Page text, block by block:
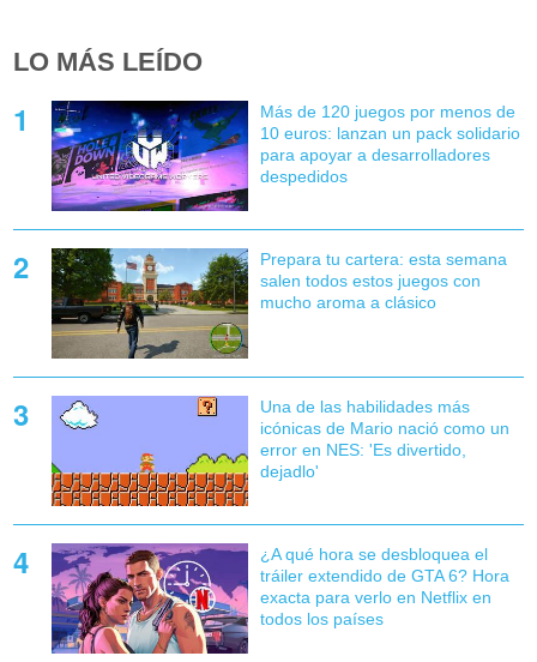
LO MÁS LEÍDO
Más de 120 juegos por menos de
10 euros: lanzan un pack solidario
para apoyar a desarrolladores
despedidos
Prepara tu cartera: esta semana
salen todos estos juegos con
mucho aroma a clásico
Una de las habilidades más
icónicas de Mario nació como un
error en NES: 'Es divertido,
dejadlo'
¿A qué hora se desbloquea el
tráiler extendido de GTA 6? Hora
exacta para verlo en Netflix en
todos los países